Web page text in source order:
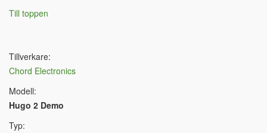
Till toppen
Tillverkare:
Chord Electronics
Modell:
Hugo 2 Demo
Typ: